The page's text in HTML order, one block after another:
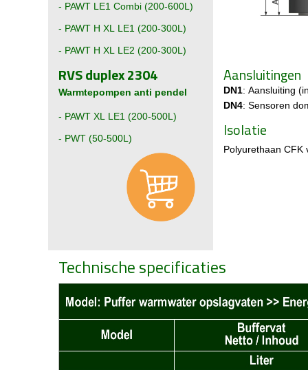
- PAWT LE1 Combi (200-600L)
- PAWT H XL LE1 (200-300L)
- PAWT H XL LE2 (200-300L)
RVS duplex 2304
Warmtepompen anti pendel
- PAWT XL LE1 (200-500L)
- PWT (50-500L)
Aansluitingen
DN1: Aansluiting
DN4: Sensoren
Isolatie
Polyurethaan CFK
Technische specificaties